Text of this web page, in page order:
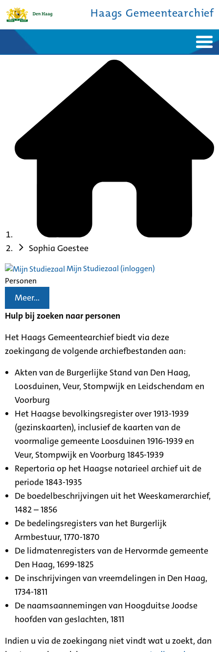
Haags Gemeentearchief
Bronnen en collecties
Sophia Goestee
Mijn Studiezaal (inloggen)
Personen
Meer...
Hulp bij zoeken naar personen
Het Haags Gemeentearchief biedt via deze
zoekingang de volgende archiefbestanden aan:
Akten van de Burgerlijke Stand van Den Haag,
Loosduinen, Veur, Stompwijk en Leidschendam en
Voorburg
Het Haagse bevolkingsregister over 1913-1939
(gezinskaarten), inclusief de kaarten van de
voormalige gemeente Loosduinen 1916-1939 en
Veur, Stompwijk en Voorburg 1845-1939
Repertoria op het Haagse notarieel archief uit de
periode 1843-1935
De boedelbeschrijvingen uit het Weeskamerarchief,
1482 – 1856
De bedelingsregisters van het Burgerlijk
Armbestuur, 1770-1870
De lidmatenregisters van de Hervormde gemeente
Den Haag, 1699-1825
De inschrijvingen van vreemdelingen in Den Haag,
1734-1811
De naamsaannemingen van Hoogduitse Joodse
hoofden van geslachten, 1811
Indien u via de zoekingang niet vindt wat u zoekt, dan